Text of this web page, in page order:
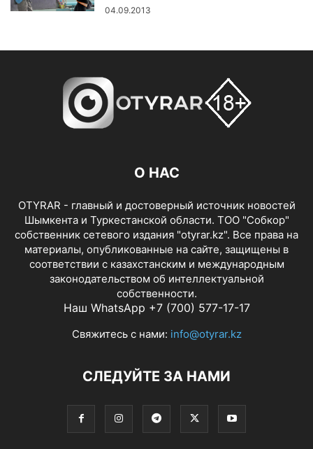
04.09.2013
О НАС
OTYRAR - главный и достоверный источник новостей
Шымкента и Туркестанской области. ТОО "Собкор"
собственник сетевого издания "otyrar.kz". Все права на
материалы, опубликованные на сайте, защищены в
соответствии с казахстанским и международным
законодательством об интеллектуальной
собственности.
Наш WhatsApp +7 (700) 577-17-17
Свяжитесь с нами: info@otyrar.kz
СЛЕДУЙТЕ ЗА НАМИ